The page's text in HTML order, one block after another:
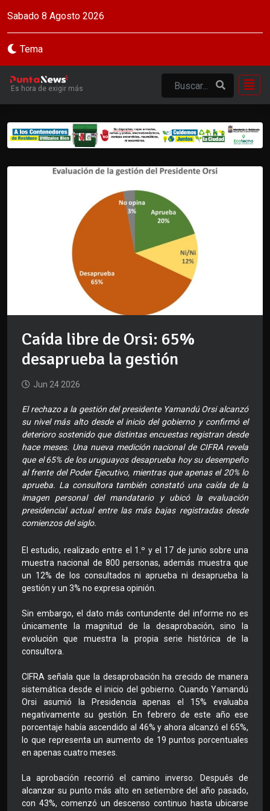
Sabado 8 Agosto 2026
Tema
Es hora de exigir más
Caída libre de Orsi: 65%
desaprueba la gestión
Jun 24 2026
El rechazo a la gestión del presidente Yamandú Orsi alcanzó
su nivel más alto desde el inicio del gobierno y confirmó el
deterioro sostenido que distintas encuestas registran desde
hace meses. Una nueva medición nacional de CIFRA revela
que el 65% de los uruguayos desaprueba hoy su desempeño
al frente del Poder Ejecutivo, mientras que apenas el 20% lo
aprueba. La consultora también constató una caída de la
imagen personal del mandatario y ubicó la evaluación
presidencial actual entre las más bajas registradas desde
comienzos del siglo.
El estudio, realizado entre el 1.º y el 17 de junio sobre una
muestra nacional de 800 personas, además muestra que
un 12% de los consultados ni aprueba ni desaprueba la
gestión y un 3% no expresa opinión.
Sin embargo, el dato más contundente del informe no es
únicamente la magnitud de la desaprobación, sino la
evolución que muestra la propia serie histórica de la
consultora.
CIFRA señala que la desaprobación ha crecido de manera
sistemática desde el inicio del gobierno. Cuando Yamandú
Orsi asumió la Presidencia apenas el 15% evaluaba
negativamente su gestión. En febrero de este año ese
porcentaje había ascendido al 46% y ahora alcanzó el 65%,
lo que representa un aumento de 19 puntos porcentuales
en apenas cuatro meses.
La aprobación recorrió el camino inverso. Después de
alcanzar su punto más alto en setiembre del año pasado,
con 43%, comenzó un descenso continuo hasta ubicarse